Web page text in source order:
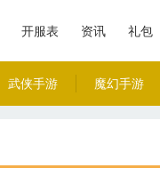
武侠手游 魔幻手游
开服表 资讯 礼包